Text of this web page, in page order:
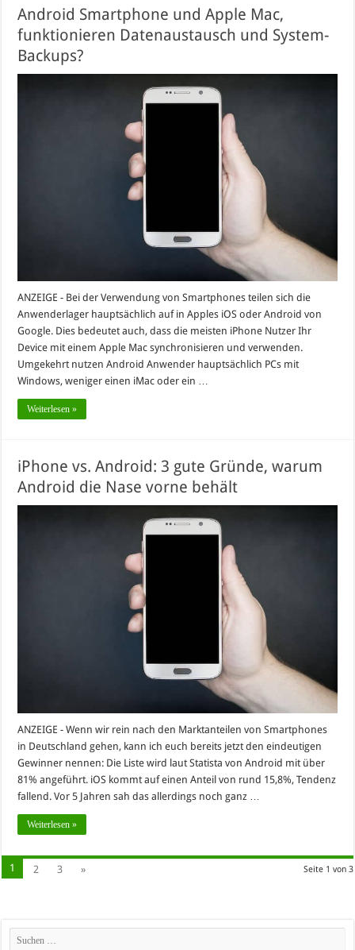
Android Smartphone und Apple Mac,
funktionieren Datenaustausch und System-
Backups?
ANZEIGE - Bei der Verwendung von Smartphones teilen sich die
Anwenderlager hauptsächlich auf in Apples iOS oder Android von
Google. Dies bedeutet auch, dass die meisten iPhone Nutzer Ihr
Device mit einem Apple Mac synchronisieren und verwenden.
Umgekehrt nutzen Android Anwender hauptsächlich PCs mit
Windows, weniger einen iMac oder ein …
Weiterlesen »
iPhone vs. Android: 3 gute Gründe, warum
Android die Nase vorne behält
ANZEIGE - Wenn wir rein nach den Marktanteilen von Smartphones
in Deutschland gehen, kann ich euch bereits jetzt den eindeutigen
Gewinner nennen: Die Liste wird laut Statista von Android mit über
81% angeführt. iOS kommt auf einen Anteil von rund 15,8%, Tendenz
fallend. Vor 5 Jahren sah das allerdings noch ganz …
Weiterlesen »
Seite 1 von 3
1 2 3 »